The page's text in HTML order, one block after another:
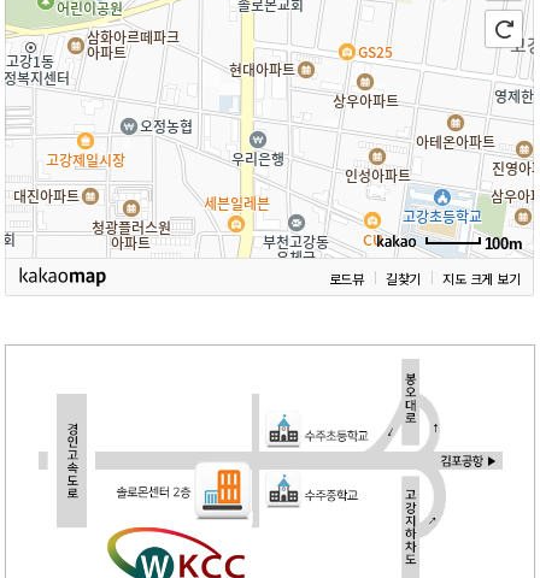
100m
로드뷰 길찾기 지도 크게 보기